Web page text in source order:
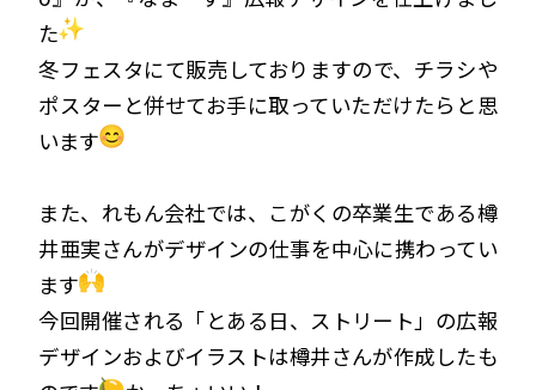
た
冬フェスタにて販売しておりますので、チラシや
ポスターと併せてお手に取っていただけたらと思
います
また、れもん会社では、こがくの卒業生である樽
井亜実さんがデザインの仕事を中心に携わってい
ます
今回開催される「とある日、ストリート」の広報
デザインおよびイラストは樽井さんが作成したも